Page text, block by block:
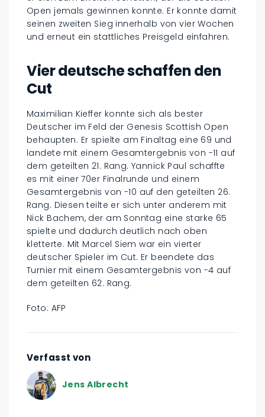
Open jemals gewinnen konnte. Er konnte damit
seinen zweiten Sieg innerhalb von vier Wochen
und erneut ein stattliches Preisgeld einfahren.
Vier deutsche schaffen den
Cut
Maximilian Kieffer konnte sich als bester
Deutscher im Feld der Genesis Scottish Open
behaupten. Er spielte am Finaltag eine 69 und
landete mit einem Gesamtergebnis von -11 auf
dem geteilten 21. Rang. Yannick Paul schaffte
es mit einer 70er Finalrunde und einem
Gesamtergebnis von -10 auf den geteilten 26.
Rang. Diesen teilte er sich unter anderem mit
Nick Bachem, der am Sonntag eine starke 65
spielte und dadurch deutlich nach oben
kletterte. Mit Marcel Siem war ein vierter
deutscher Spieler im Cut. Er beendete das
Turnier mit einem Gesamtergebnis von -4 auf
dem geteilten 62. Rang.
Foto: AFP
Verfasst von
Jens Albrecht